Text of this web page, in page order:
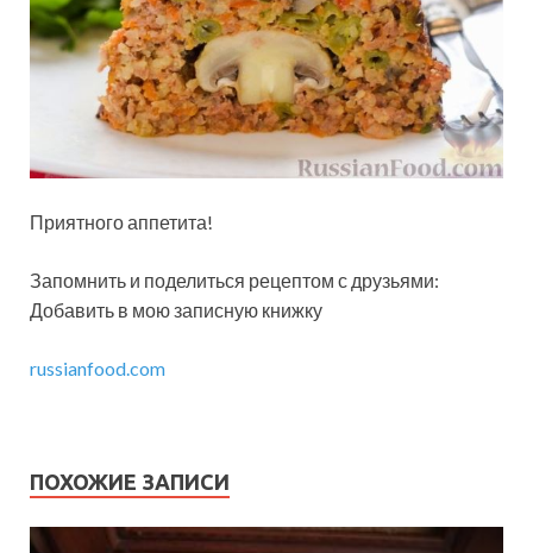
Приятного аппетита!
Запомнить и поделиться рецептом с друзьями:
Добавить в мою записную книжку
russianfood.com
ПОХОЖИЕ ЗАПИСИ